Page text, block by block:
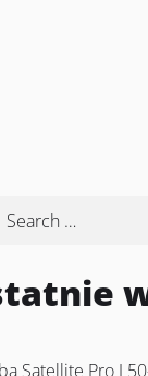
Satellite Pro